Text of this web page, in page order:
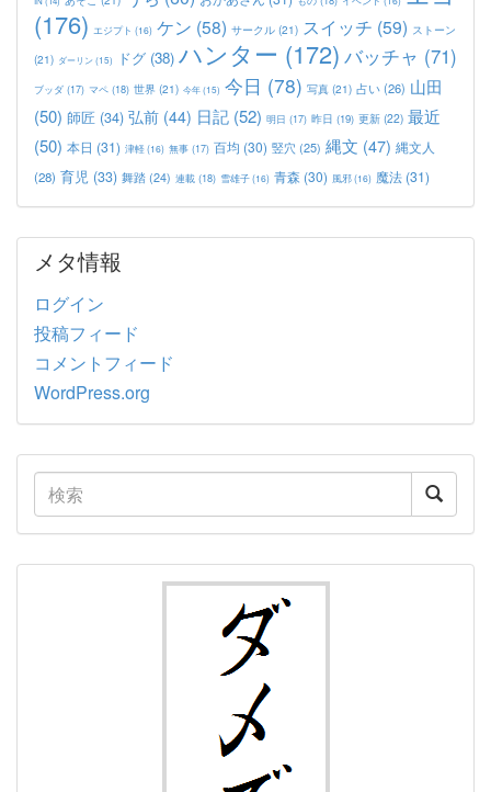
(176) エジプト (16) ケン (58) サークル (21) スイッチ (59) ストーン
(21) ダーリン(15) ドグ (38) ハンター (172) バッチャ (71)
ブッダ (17) マペ (18) 世界 (21) 今年(15) 今日 (78) 写真 (21) 占い(26) 山田
(50) 師匠 (34) 弘前 (44) 日記 (52) 明日 (17) 昨日 (19) 更新 (22) 最近
(50) 本日 (31) 津軽(16) 無事 (17) 百均 (30) 竪穴 (25) 縄文 (47) 縄文人
(28) 育児 (33) 舞踏 (24) 連載 (18) 雪雄子(16) 青森 (30) 風邪(16) 魔法 (31)
メタ情報
ログイン
投稿フィード
コメントフィード
WordPress.org